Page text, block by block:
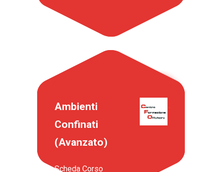
Ambienti
Confinati
(Avanzato)
Scheda Corso